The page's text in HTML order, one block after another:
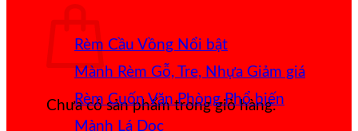
Chưa có sản phẩm trong giỏ hàng.
Rèm Cầu Vồng
Mành Rèm Gỗ, Tre, Nhựa
Rèm Cuốn Văn Phòng
Mành Lá Dọc